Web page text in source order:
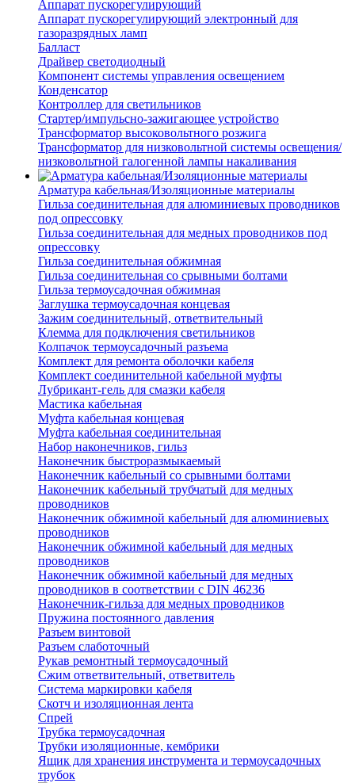
Аппарат пускорегулирующий
Аппарат пускорегулирующий электронный для
газоразрядных ламп
Балласт
Драйвер светодиодный
Компонент системы управления освещением
Конденсатор
Контроллер для светильников
Стартер/импульсно-зажигающее устройство
Трансформатор высоковольтного розжига
Трансформатор для низковольтной системы освещения/
низковольтной галогенной лампы накаливания
Арматура кабельная/Изоляционные материалы
Гильза соединительная для алюминиевых проводников
под опрессовку
Гильза соединительная для медных проводников под
опрессовку
Гильза соединительная обжимная
Гильза соединительная со срывными болтами
Гильза термоусадочная обжимная
Заглушка термоусадочная концевая
Зажим соединительный, ответвительный
Клемма для подключения светильников
Колпачок термоусадочный разъема
Комплект для ремонта оболочки кабеля
Комплект соединительной кабельной муфты
Лубрикант-гель для смазки кабеля
Мастика кабельная
Муфта кабельная концевая
Муфта кабельная соединительная
Набор наконечников, гильз
Наконечник быстроразмыкаемый
Наконечник кабельный со срывными болтами
Наконечник кабельный трубчатый для медных
проводников
Наконечник обжимной кабельный для алюминиевых
проводников
Наконечник обжимной кабельный для медных
проводников
Наконечник обжимной кабельный для медных
проводников в соответствии с DIN 46236
Наконечник-гильза для медных проводников
Пружина постоянного давления
Разъем винтовой
Разъем слаботочный
Рукав ремонтный термоусадочный
Сжим ответвительный, ответвитель
Система маркировки кабеля
Скотч и изоляционная лента
Спрей
Трубка термоусадочная
Трубки изоляционные, кембрики
Ящик для хранения инструмента и термоусадочных
трубок